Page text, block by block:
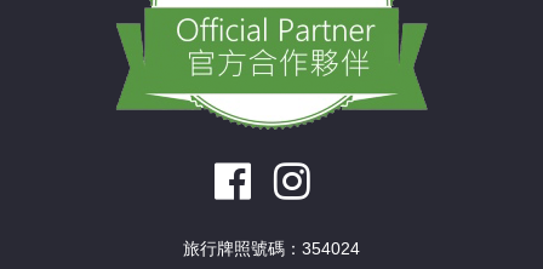
旅行牌照號碼：354024